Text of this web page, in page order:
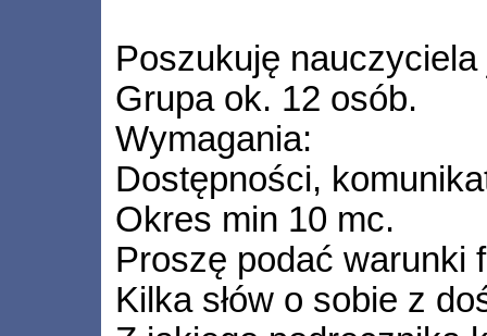
Poszukuję
Grupa ok. 12 osób.
Wymagania:
Dostępności,
Okres min 10 mc.
Proszę podać warunki
Kilka słów o sobie z